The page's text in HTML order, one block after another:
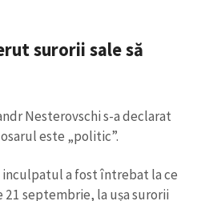
surorii sale să
Nesterovschi s-a declarat
este „politic”.
inculpatul a fost întrebat la ce
septembrie, la ușa surorii